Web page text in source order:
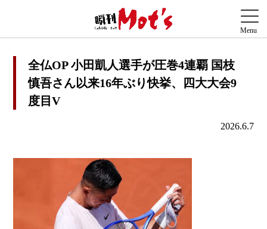
全仏OP 小田凱人選手が圧巻4連覇 国枝
慎吾さん以来16年ぶり快挙、四大大会9
度目V
2026.6.7